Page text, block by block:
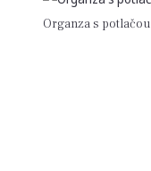
Organza s potlačou